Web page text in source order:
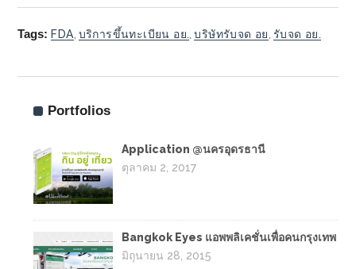
Tags: FDA, บริการขึ้นทะเบียน อย., บริษัทรับจด อย, รับจด อย.
Portfolios
Application @นครอุดรธานี
ตุลาคม 2, 2017
Bangkok Eyes แอพพลิเคชั่นเพื่อคนกรุงเทพ
มิถุนายน 28, 2015